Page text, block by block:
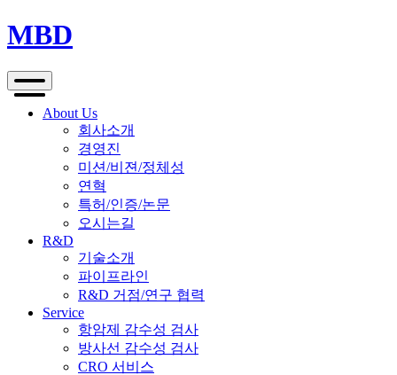
MBD
Menu
About Us
회사소개
경영진
미션/비젼/정체성
연혁
특허/인증/논문
오시는길
R&D
기술소개
파이프라인
R&D 거점/연구 협력
Service
항암제 감수성 검사
방사선 감수성 검사
CRO 서비스